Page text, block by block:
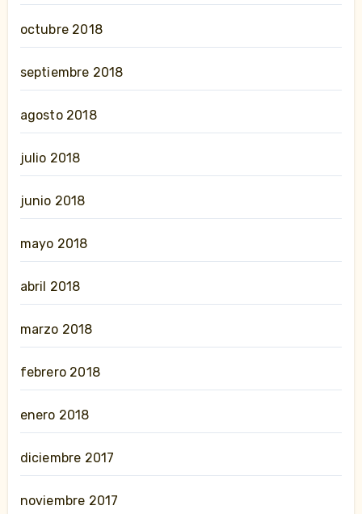
octubre 2018
septiembre 2018
agosto 2018
julio 2018
junio 2018
mayo 2018
abril 2018
marzo 2018
febrero 2018
enero 2018
diciembre 2017
noviembre 2017